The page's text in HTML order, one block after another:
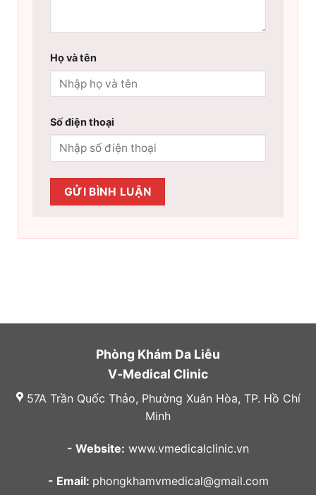
Họ và tên
Số điện thoại
Phòng Khám Da Liễu
V-Medical Clinic
57A Trần Quốc Thảo, Phường Xuân Hòa, TP. Hồ Chí
Minh
- Website: www.vmedicalclinic.vn
- Email: phongkhamvmedical@gmail.com